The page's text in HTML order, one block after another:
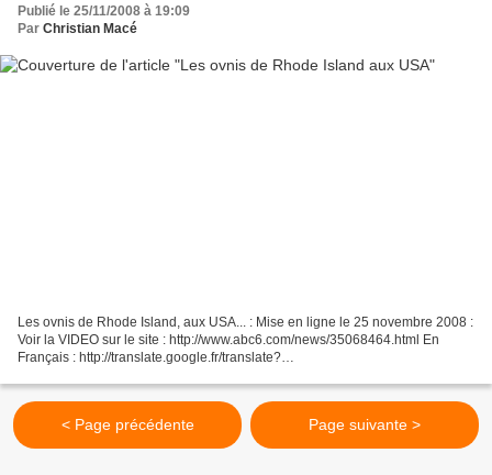
Publié le 25/11/2008 à 19:09
Par Christian Macé
Les ovnis de Rhode Island, aux USA... : Mise en ligne le 25 novembre 2008 :
Voir la VIDEO sur le site : http://www.abc6.com/news/35068464.html En
Français : http://translate.google.fr/translate?
r&hl=fr&ie=UTF-8...
< Page précédente Page suivante >